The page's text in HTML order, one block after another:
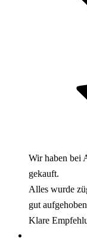
Wir haben bei
gekauft.
Alles wurde
gut
Klare